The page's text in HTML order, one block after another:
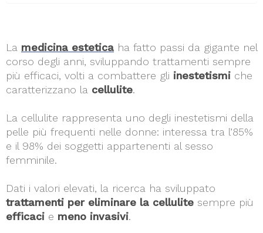
La medicina estetica ha fatto passi da gigante nel
corso degli anni, sviluppando trattamenti sempre
più efficaci, volti a combattere gli inestetismi che
caratterizzano la cellulite.
La cellulite rappresenta uno degli inestetismi della
pelle più frequenti nelle donne: interessa tra l’85%
e il 98% dei soggetti appartenenti al sesso
femminile.
Dati i valori elevati, la ricerca ha sviluppato
trattamenti per eliminare la cellulite sempre più
efficaci e meno invasivi.